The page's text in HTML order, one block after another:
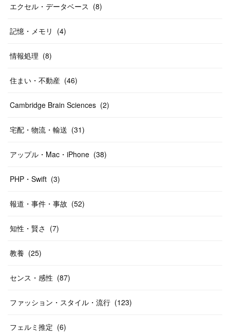
エクセル・データベース (8)
記憶・メモリ (4)
情報処理 (8)
住まい・不動産 (46)
Cambridge Brain Sciences (2)
宅配・物流・輸送 (31)
アップル・Mac・iPhone (38)
PHP・Swift (3)
報道・事件・事故 (52)
知性・賢さ (7)
教養 (25)
センス・感性 (87)
ファッション・スタイル・流行 (123)
フェルミ推定 (6)